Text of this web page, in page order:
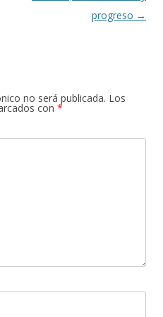
progreso →
no será publicada. Los
con *